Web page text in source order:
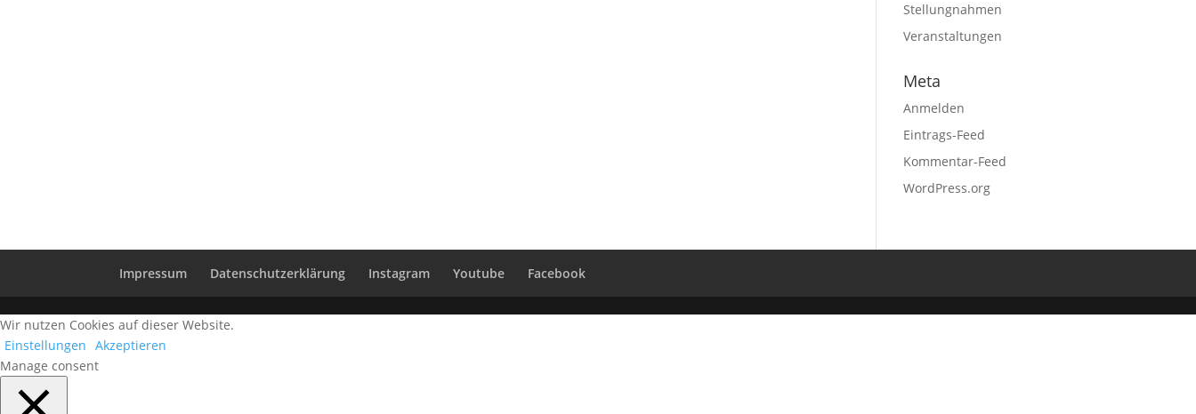
Stellungnahmen
Veranstaltungen
Meta
Anmelden
Eintrags-Feed
Kommentar-Feed
WordPress.org
Impressum Datenschutzerklärung Instagram Youtube Facebook
Wir nutzen Cookies auf dieser Website.
Einstellungen Akzeptieren
Manage consent